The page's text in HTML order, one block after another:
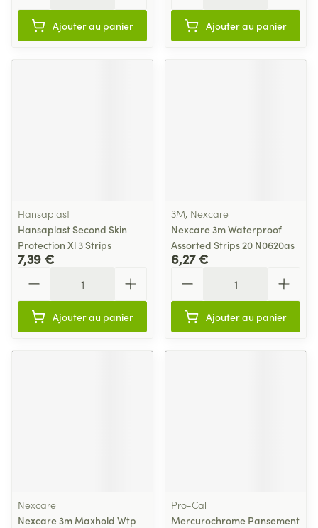
Ajouter au panier Ajouter au panier
Hansaplast
Hansaplast Second Skin
Protection Xl 3 Strips
7,39 €
Ajouter au panier
3M, Nexcare
Nexcare 3m Waterproof
Assorted Strips 20 N0620as
6,27 €
Ajouter au panier
Nexcare
Nexcare 3m Maxhold Wtp
Pro-Cal
Mercurochrome Pansement